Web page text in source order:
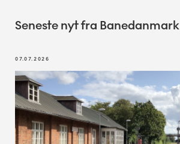
Seneste nyt fra Banedanmark
07.07.2026